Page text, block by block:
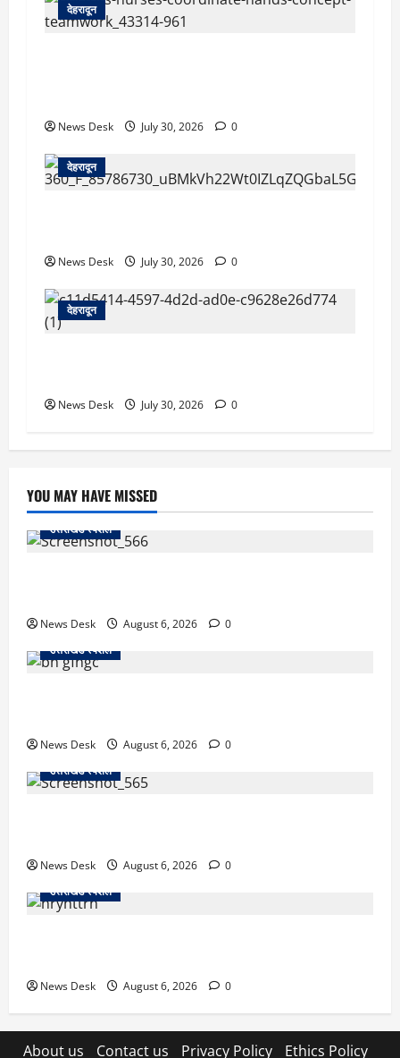
देहरादून
News Desk July 30, 2026 0
देहरादून
News Desk July 30, 2026 0
देहरादून
News Desk July 30, 2026 0
YOU MAY HAVE MISSED
उत्तराखंड स्पेशल
News Desk August 6, 2026
0
उत्तराखंड स्पेशल
News Desk August 6, 2026
0
उत्तराखंड स्पेशल
News Desk August 6, 2026
0
उत्तराखंड स्पेशल
News Desk August 6, 2026 0
About us Contact us Privacy Policy Ethics Policy